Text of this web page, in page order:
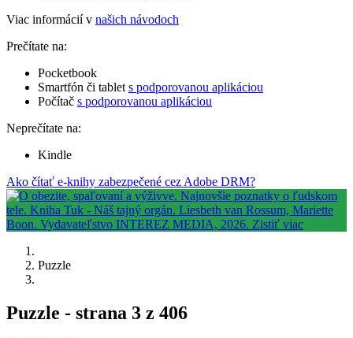
Viac informácií v našich návodoch
Prečítate na:
Pocketbook
Smartfón či tablet s podporovanou aplikáciou
Počítač s podporovanou aplikáciou
Neprečítate na:
Kindle
Ako čítať e-knihy zabezpečené cez Adobe DRM?
Puzzle
Puzzle - strana 3 z 406